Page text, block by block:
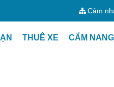
Cảm
THUÊ XE CẨM